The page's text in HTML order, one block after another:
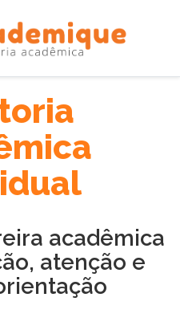
acadêmica
atenção e